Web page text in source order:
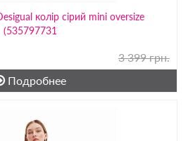
колір сірий mini oversize
(535797731
3 399 грн.
Подробнее